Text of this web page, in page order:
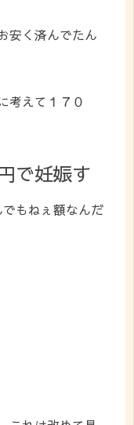
安く済んでたん
考えて１７０
で妊娠す
もねぇ額なんだ